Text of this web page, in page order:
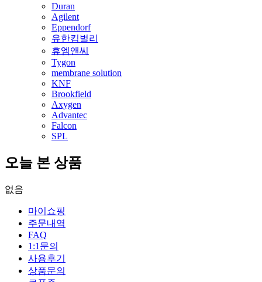
Duran
Agilent
Eppendorf
유한킴벌리
휴엠앤씨
Tygon
membrane solution
KNF
Brookfield
Axygen
Advantec
Falcon
SPL
오늘 본 상품
없음
마이쇼핑
주문내역
FAQ
1:1문의
사용후기
상품문의